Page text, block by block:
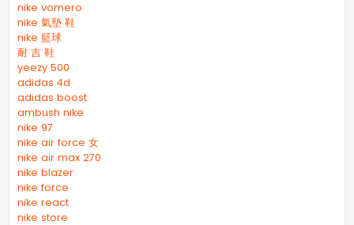
nike vomero
nike 氣墊 鞋
nike 籃球
耐 吉 鞋
yeezy 500
adidas 4d
adidas boost
ambush nike
nike 97
nike air force 女
nike air max 270
nike blazer
nike force
nike react
nike store